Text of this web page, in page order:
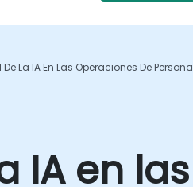
La IA En Las Operaciones De
IA en las